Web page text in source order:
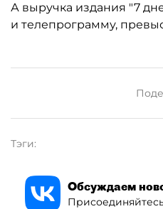
А выручка издания "7
и телепрограмму,
Тэги:
Обсуждаем